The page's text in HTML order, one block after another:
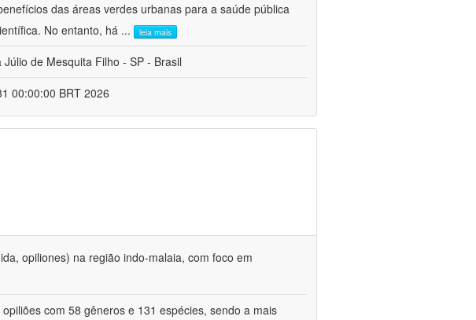
das áreas verdes urbanas para a saúde pública
No entanto, há ... leia mais
de Mesquita Filho - SP - Brasil
00:00:00 BRT 2026
opiliones) na região indo-malaia, com foco em
com 58 gêneros e 131 espécies, sendo a mais